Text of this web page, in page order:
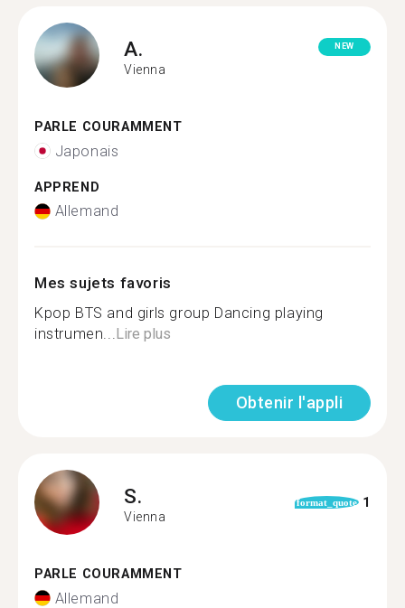
A.
Vienna
NEW
PARLE COURAMMENT
Japonais
APPREND
Allemand
Mes sujets favoris
Kpop BTS and girls group Dancing playing
instrumen...Lire plus
Obtenir l'appli
S.
Vienna
format_quote 1
PARLE COURAMMENT
Allemand